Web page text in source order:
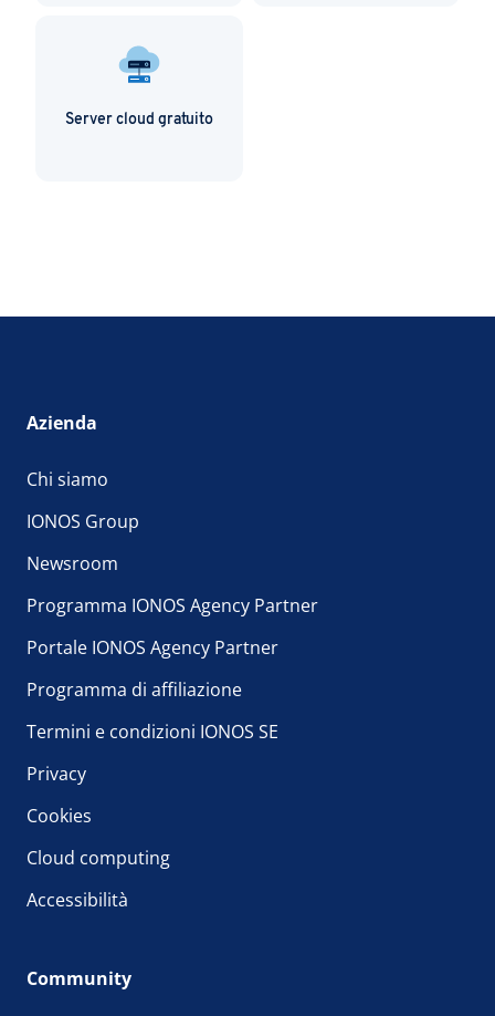
Server cloud gratuito
Azienda
Chi siamo
IONOS Group
Newsroom
Programma IONOS Agency Partner
Portale IONOS Agency Partner
Programma di affiliazione
Termini e condizioni IONOS SE
Privacy
Cookies
Cloud computing
Accessibilità
Community